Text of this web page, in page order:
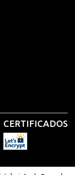
CERTIFICADOS